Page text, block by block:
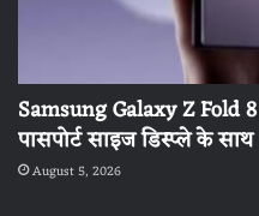
Samsung Galaxy Z Fold
पासपोर्ट साइज डिस्प्ले के साथ
August 5, 2026